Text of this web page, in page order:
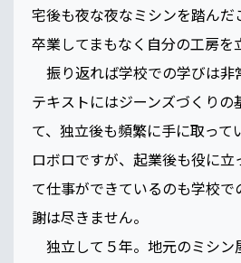
宅後も夜な夜なミシンを踏んだ
卒業してまもなく自分の工房を
振り返れば学校での学びは非
テキストにはジーンズづくりの
て、独立後も頻繁に手に取って
ロボロですが、起業後も役に立
て仕事ができているのも学校
謝は尽きません。
独立して５年。地元のミシン